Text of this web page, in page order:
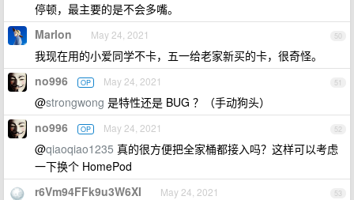
停顿，最主要的是不会多嘴。
50
Marlon May 24, 2021
我现在用的小爱同学不卡，五一给老家新买的卡，很奇怪。
51
no996 OP May 24, 2021
@strongwong 是特性还是 BUG ？（手动狗头）
52
no996 OP May 24, 2021
@qiaoqiao1235 真的很方便把全家桶都接入吗？这样可以考虑
一下换个 HomePod
53
r6Vm94FFk9u3W6XI May 24, 2021